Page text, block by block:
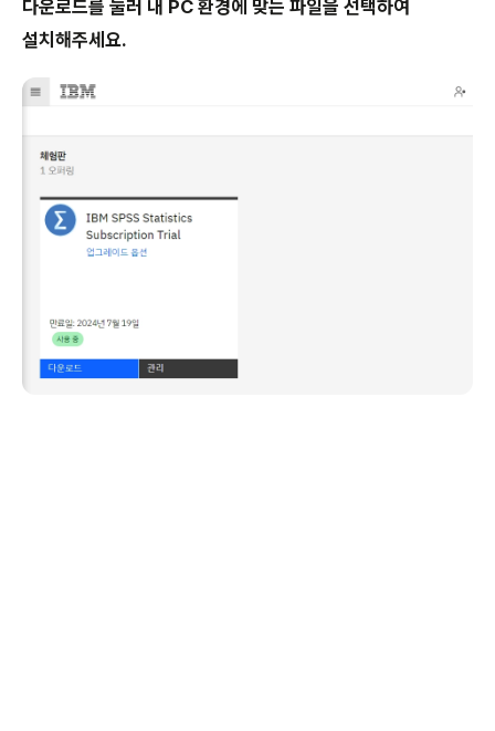
다운로드를 눌러 내 PC 환경에 맞는 파일을 선택하여
설치해주세요.